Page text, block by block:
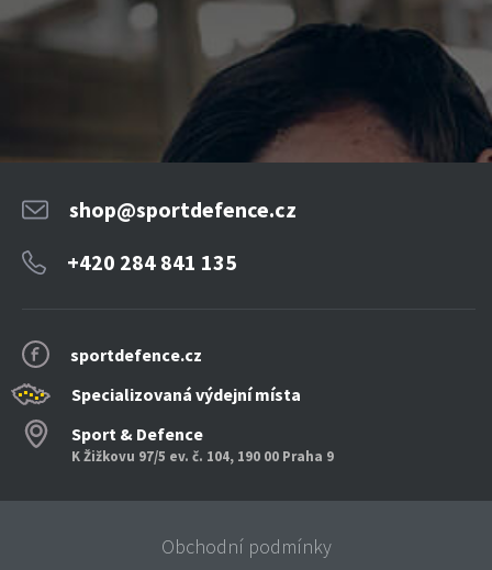
sportdefence.cz
Specializovaná výdejní místa
Sport & Defence
K Žižkovu 97/5 ev. č. 104, 190 00 Praha 9
shop@sportdefence.cz
+420 284 841 135
Obchodní podmínky